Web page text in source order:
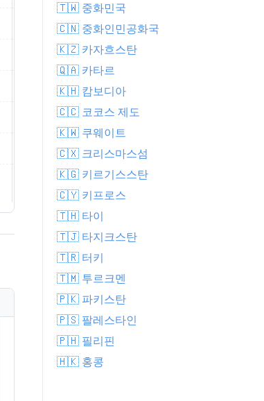
24.8 kph
0.0 mm
7.0
05:47 AM
06:31 PM
Waning
Crescent
🇹🇼 중화민국
🇨🇳 중화인민공화국
🇰🇿 카자흐스탄
🇶🇦 카타르
🇰🇭 캄보디아
🇨🇨 코코스 제도
🇰🇼 쿠웨이트
🇨🇽 크리스마스섬
🇰🇬 키르기스스탄
🇨🇾 키프로스
🇹🇭 타이
🇹🇯 타지크스탄
🇹🇷 터키
🇹🇲 투르크멘
🇵🇰 파키스탄
🇵🇸 팔레스타인
🇵🇭 필리핀
🇭🇰 홍콩